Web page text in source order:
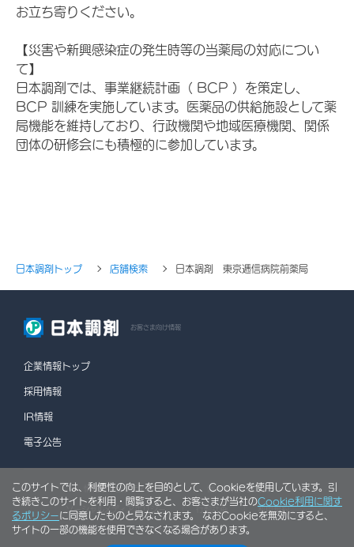
お立ち寄りください。
【災害や新興感染症の発生時等の当薬局の対応につい
て】
日本調剤では、事業継続計画（ BCP ）を策定し、
BCP 訓練を実施しています。医薬品の供給施設として薬
局機能を維持しており、行政機関や地域医療機関、関係
団体の研修会にも積極的に参加しています。
日本調剤トップ 店舗検索 日本調剤 東京逓信病院前薬局
お客さま向け情報
企業情報トップ
採用情報
IR情報
電子公告
情報セキュリティポリシー 個人情報保護方針
利用規約
サイトマップ
このサイトでは、利便性の向上を目的として、Cookieを使用しています。引
き続きこのサイトを利用・閲覧すると、お客さまが当社のCookie利用に関す
るポリシーに同意したものと見なされます。 なおCookieを無効にすると、
サイトの一部の機能を使用できなくなる場合があります。